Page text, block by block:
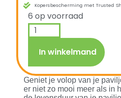
Kopersbescherming met Trusted
6 op voorraad
In winkelmand
Geniet je volop van je
er niet zo mooi meer als in